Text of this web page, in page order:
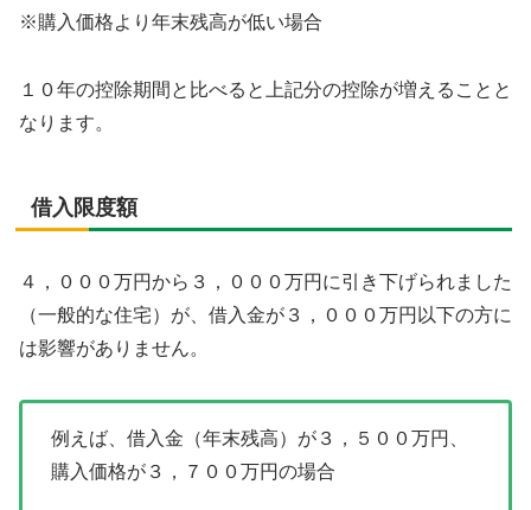
※購入価格より年末残高が低い場合
１０年の控除期間と比べると上記分の控除が増えることと
なります。
借入限度額
４，０００万円から３，０００万円に引き下げられました
（一般的な住宅）が、借入金が３，０００万円以下の方に
は影響がありません。
例えば、借入金（年末残高）が３，５００万円、
購入価格が３，７００万円の場合